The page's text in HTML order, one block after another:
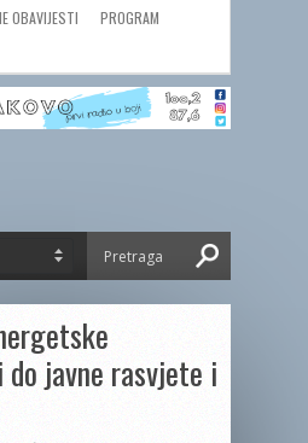
OBAVIJESTI
PROGRAM
javne rasvjete i